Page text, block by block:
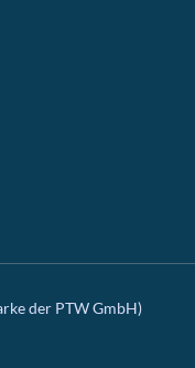
der PTW GmbH)